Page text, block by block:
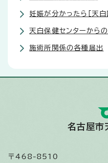
妊娠が分かったら［天白
天白保健センターから
施術所関係の各種届出
名古屋市
〒468-8510